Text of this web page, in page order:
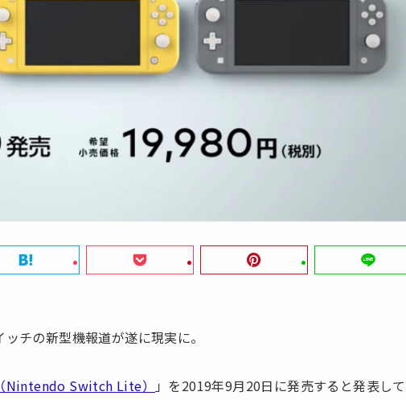
チの新型機報道が遂に現実に。
Nintendo Switch Lite）
」を2019年9月20日に発売すると発表して